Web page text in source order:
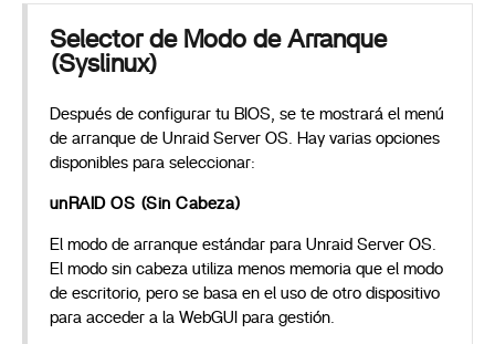
Selector de Modo de Arranque
(Syslinux)
Después de configurar tu BIOS, se te mostrará el menú
de arranque de Unraid Server OS. Hay varias opciones
disponibles para seleccionar:
unRAID OS (Sin Cabeza)
El modo de arranque estándar para Unraid Server OS.
El modo sin cabeza utiliza menos memoria que el modo
de escritorio, pero se basa en el uso de otro dispositivo
para acceder a la WebGUI para gestión.